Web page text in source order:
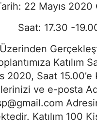
22 Mayıs 2020
Saat: 17.30 -
Katılım
2020, Saat 15.00’e
ve e-posta
Katılım 100